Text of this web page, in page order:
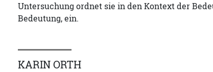
Untersuchung ordnet sie in den Kontext der
Bedeutung, ein.
KARIN ORTH